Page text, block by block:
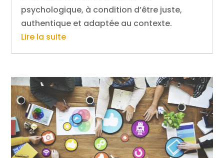
psychologique, à condition d’être juste,
authentique et adaptée au contexte.
Lire la suite